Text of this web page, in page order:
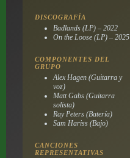
DISCOGRAFÍA
Badlands (LP) – 2022
On the Loose (LP) – 2025
COMPONENTES DEL
GRUPO
Alex Hagen (Guitarra y
voz)
Matt Gabs (Guitarra
solista)
Ray Peters (Batería)
Sam Hariss (Bajo)
CANCIONES
REPRESENTATIVAS